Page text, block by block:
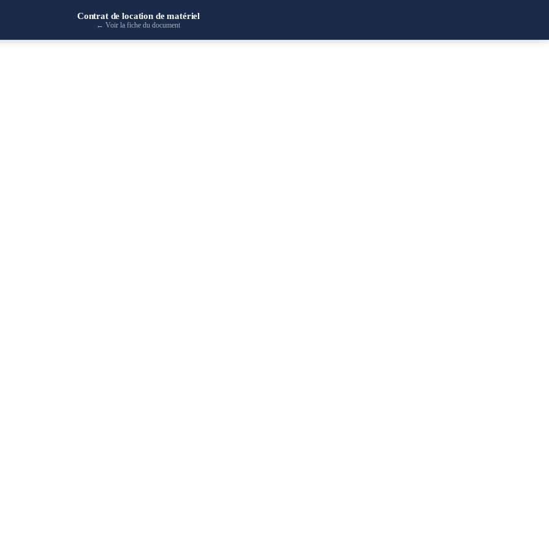
Contrat de location de matériel
←Voir la fiche du document